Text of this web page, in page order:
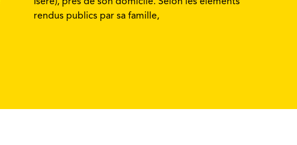
rendus publics par sa famille,